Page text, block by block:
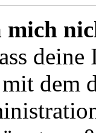
dem